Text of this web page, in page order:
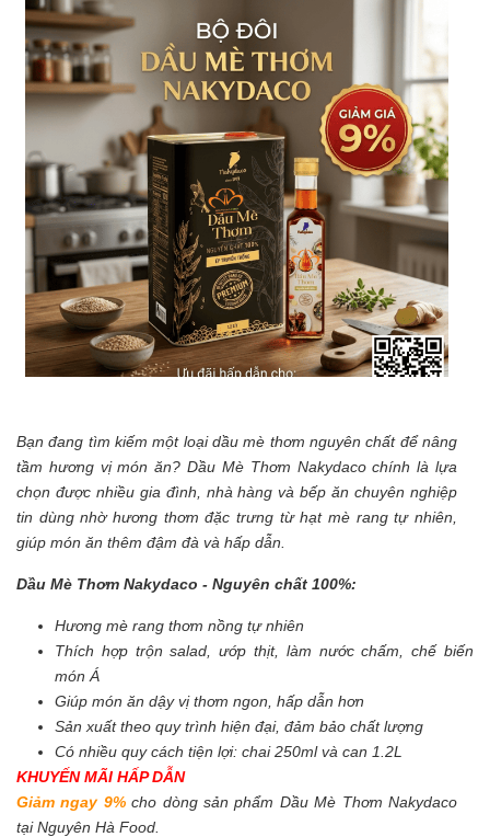
Bạn đang tìm kiếm một loại dầu mè thơm nguyên chất để nâng
tầm hương vị món ăn? Dầu Mè Thơm Nakydaco chính là lựa
chọn được nhiều gia đình, nhà hàng và bếp ăn chuyên nghiệp
tin dùng nhờ hương thơm đặc trưng từ hạt mè rang tự nhiên,
giúp món ăn thêm đậm đà và hấp dẫn.
Dầu Mè Thơm Nakydaco - Nguyên chất 100%:
Hương mè rang thơm nồng tự nhiên
Thích hợp trộn salad, ướp thịt, làm nước chấm, chế biến
món Á
Giúp món ăn dậy vị thơm ngon, hấp dẫn hơn
Sản xuất theo quy trình hiện đại, đảm bảo chất lượng
Có nhiều quy cách tiện lợi: chai 250ml và can 1.2L
KHUYẾN MÃI HẤP DẪN
Giảm ngay 9%cho dòng sản phẩm Dầu Mè Thơm Nakydaco
tại Nguyên Hà Food.